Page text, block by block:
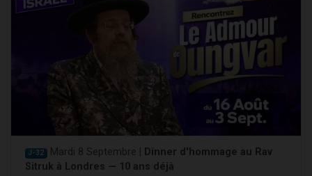
J-32 Mardi 8 Septembre | Dinner d'hommage au Rav
Sitruk à Londres — 10 ans déjà